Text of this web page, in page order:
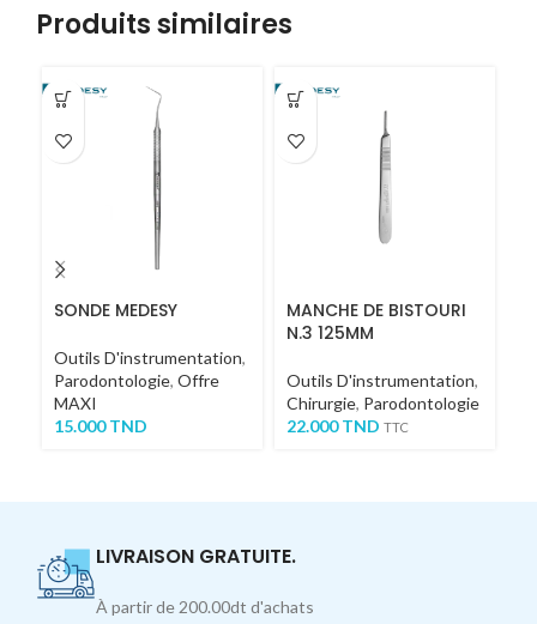
Produits similaires
SONDE MEDESY
Outils D'instrumentation,
Parodontologie, Offre
MAXI
15.000TND
MANCHE DE BISTOURI
N.3 125MM
Outils D'instrumentation,
Chirurgie, Parodontologie
22.000TND TTC
LIVRAISON GRATUITE.
À partir de 200.00dt d'achats